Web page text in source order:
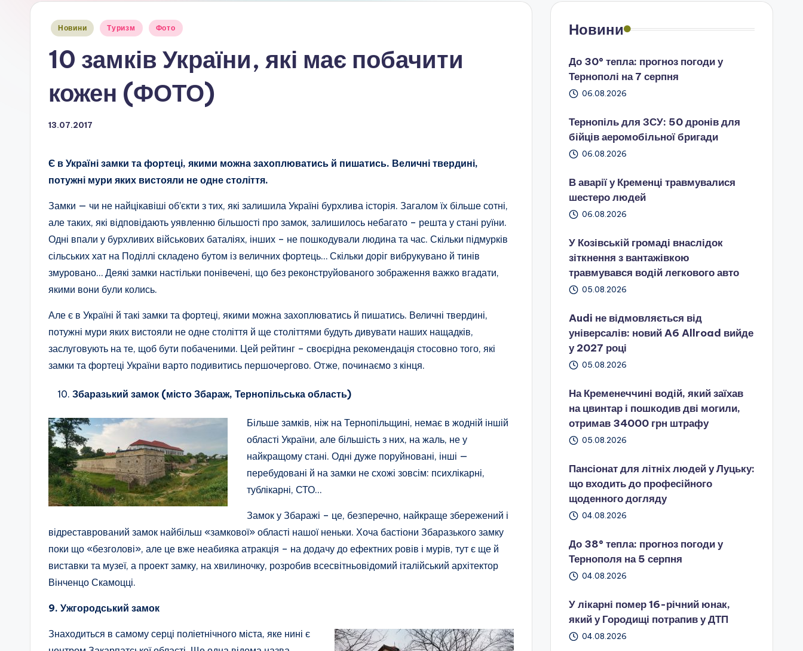
Опубліковано
Новини Туризм Фото
10 замків України, які має побачити
кожен (ФОТО)
13.07.2017
Є в Україні замки та фортеці, якими можна захоплюватись й пишатись. Величні твердині,
потужні мури яких вистояли не одне століття.
Замки — чи не найцікавіші об’єкти з тих, які залишила Україні бурхлива історія. Загалом їх більше сотні,
але таких, які відповідають уявленню більшості про замок, залишилось небагато – решта у стані руїни.
Одні впали у бурхливих військових баталіях, інших – не пошкодували людина та час. Скільки підмурків
сільських хат на Поділлі складено бутом із величних фортець… Скільки доріг вибрукувано й тинів
змуровано… Деякі замки настільки понівечені, що без реконструйованого зображення важко вгадати,
якими вони були колись.
Але є в Україні й такі замки та фортеці, якими можна захоплюватись й пишатись. Величні твердині,
потужні мури яких вистояли не одне століття й ще століттями будуть дивувати наших нащадків,
заслуговують на те, щоб бути побаченими. Цей рейтинг – своєрідна рекомендація стосовно того, які
замки та фортеці України варто подивитись першочергово. Отже, починаємо з кінця.
Збаразький замок (місто Збараж, Тернопільська область)
Більше замків, ніж на Тернопільщині, немає в жодній іншій
області України, але більшість з них, на жаль, не у
найкращому стані. Одні дуже поруйновані, інші —
перебудовані й на замки не схожі зовсім: психлікарні,
тублікарні, СТО…
Замок у Збаражі – це, безперечно, найкраще збережений і
відреставрований замок найбільш «замкової» області нашої неньки. Хоча бастіони Збаразького замку
поки що «безголові», але це вже неабияка атракція – на додачу до ефектних ровів і мурів, тут є ще й
виставки та музеї, а проект замку, на хвилиночку, розробив всесвітньовідомий італійський архітектор
Вінченцо Скамоцці.
9. Ужгородський замок
Знаходиться в самому серці поліетнічного міста, яке нині є
Новини
До 30° тепла: прогноз погоди у
Тернополі на 7 серпня
06.08.2026
Тернопіль для ЗСУ: 50 дронів для
бійців аеромобільної бригади
06.08.2026
В аварії у Кременці травмувалися
шестеро людей
06.08.2026
У Козівській громаді внаслідок
зіткнення з вантажівкою
травмувався водій легкового авто
05.08.2026
Audi не відмовляється від
універсалів: новий A6 Allroad вийде
у 2027 році
05.08.2026
На Кременеччині водій, який заїхав
на цвинтар і пошкодив дві могили,
отримав 34000 грн штрафу
05.08.2026
Пансіонат для літніх людей у Луцьку:
що входить до професійного
щоденного догляду
04.08.2026
До 38° тепла: прогноз погоди у
Тернополя на 5 серпня
04.08.2026
У лікарні помер 16-річний юнак,
який у Городищі потрапив у ДТП
04.08.2026